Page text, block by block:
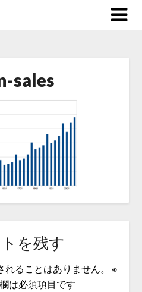
sales
を残す
ることはありません。
※
は必須項目です